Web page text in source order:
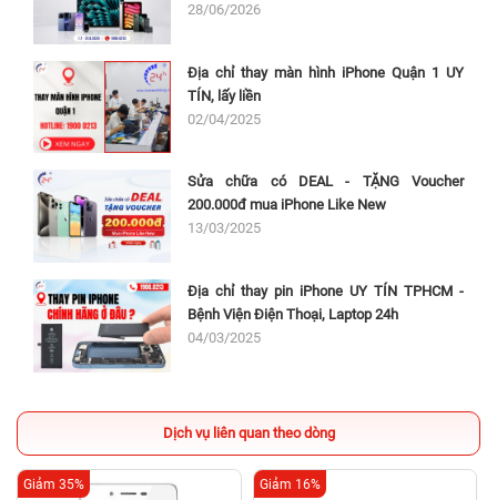
28/06/2026
Địa chỉ thay màn hình iPhone Quận 1 UY
TÍN, lấy liền
02/04/2025
Sửa chữa có DEAL - TẶNG Voucher
200.000đ mua iPhone Like New
13/03/2025
Địa chỉ thay pin iPhone UY TÍN TPHCM -
Bệnh Viện Điện Thoại, Laptop 24h
04/03/2025
Dịch vụ liên quan theo dòng
Giảm 35% Giảm 16%